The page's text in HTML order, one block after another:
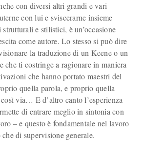
con diversi altri grandi e vari
con lui e sviscerarne insieme
strutturali e stilistici, è un’occasione
come autore. Lo stesso si può dire
la traduzione di un Keene o un
che ti costringe a ragionare in maniera
che hanno portato maestri del
quella parola, e proprio quella
via… E d’altro canto l’esperienza
di entrare meglio in sintonia con
– e questo è fondamentale nel lavoro
di supervisione generale.